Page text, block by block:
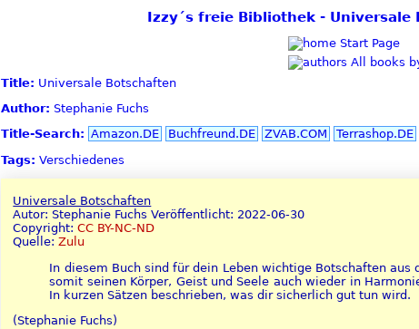
Izzy´s freie Bibliothek -
Start Page
All books
Title: Universale Botschaften
Author: Stephanie Fuchs
Title-Search: Amazon.DE Buchfreund.DE ZVAB.COM
Terrashop.DE
Tags: Verschiedenes
Universale Botschaften
Autor: Stephanie Fuchs Veröffentlicht: 2022-06-30
Copyright:CC BY-NC-ND
Quelle:Zulu
In diesem Buch sind für dein Leben wichtige Botschaften
somit seinen Körper, Geist und Seele auch wieder in
In kurzen Sätzen beschrieben, was dir sicherlich gut tun wird.
(Stephanie Fuchs)